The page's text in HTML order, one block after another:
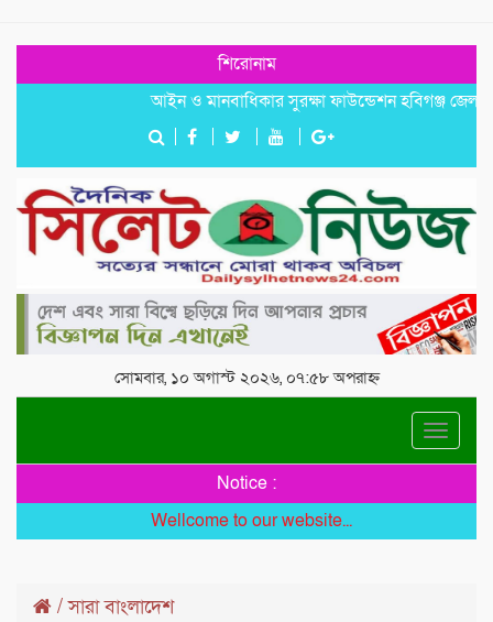
শিরোনাম
আইন ও মানবাধিকার সুরক্ষা ফাউন্ডেশন হবিগঞ্জ জেলা
সোমবার, ১০ অগাস্ট ২০২৬, ০৭:৫৮ অপরাহ্ন
Toggle
Notice :
Wellcome to our website...
/সারা বাংলাদেশ